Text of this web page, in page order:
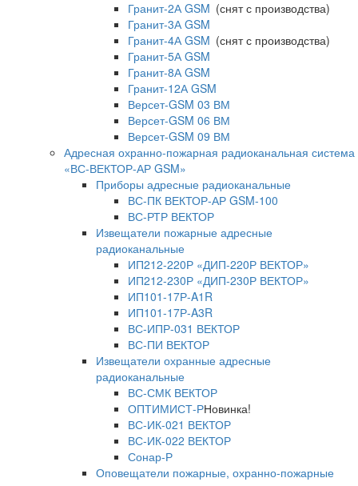
Гранит-2А GSM (снят с производства)
Гранит-3А GSM
Гранит-4А GSM (снят с производства)
Гранит-5А GSM
Гранит-8А GSM
Гранит-12А GSM
Версет-GSM 03 ВМ
Версет-GSM 06 ВМ
Версет-GSM 09 ВМ
Адресная охранно-пожарная радиоканальная система
«ВС-ВЕКТОР-АР GSM»
Приборы адресные радиоканальные
ВС-ПК ВЕКТОР-АР GSM-100
ВС-РТР ВЕКТОР
Извещатели пожарные адресные
радиоканальные
ИП212-220Р «ДИП-220Р ВЕКТОР»
ИП212-230Р «ДИП-230Р ВЕКТОР»
ИП101-17Р-A1R
ИП101-17Р-A3R
ВС-ИПР-031 ВЕКТОР
ВС-ПИ ВЕКТОР
Извещатели охранные адресные
радиоканальные
ВС-СМК ВЕКТОР
ОПТИМИСТ-РНовинка!
ВС-ИК-021 ВЕКТОР
ВС-ИК-022 ВЕКТОР
Сонар-Р
Оповещатели пожарные, охранно-пожарные